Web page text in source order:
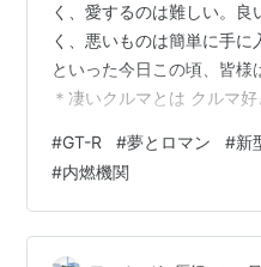
く、愛するのは難しい。
く、悪いものは簡単に手
といった今日この頃、皆様
＊凄いクルマとは クルマ
答えは「オーナーに夢とロ
である。国産車で一番分か
GT-Rってのはどの世代で
ジンを搭載し、兎に角ア
#GT-R #夢とロマン #新
#内燃機関